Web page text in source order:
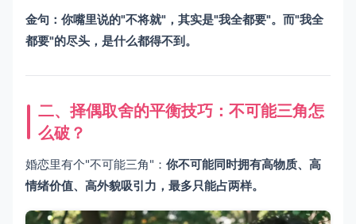
金句：你嘴里说的"不将就"，其实是"我全都要"。而"我全
都要"的尽头，是什么都得不到。
二、择偶取舍的平衡技巧：不可能三角怎
么破？
婚恋里有个"不可能三角"： 你不可能同时拥有高物质、高
情绪价值、高外貌吸引力，最多只能占两样。